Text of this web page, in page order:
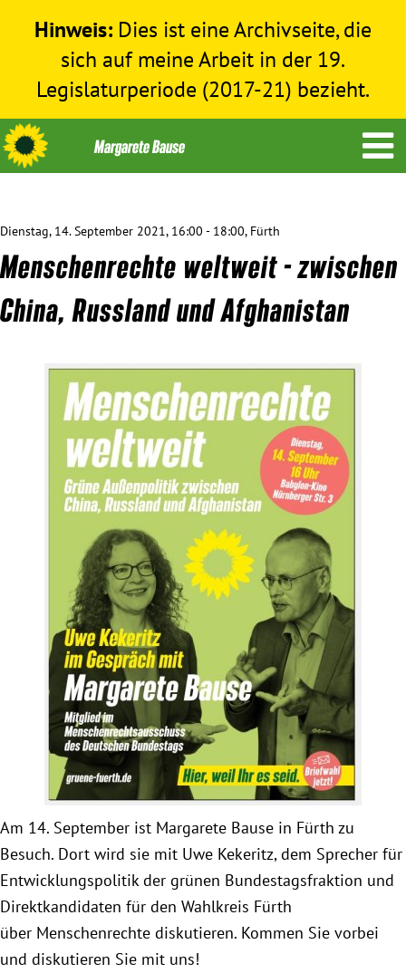
Hinweis: Dies ist eine Archivseite, die
sich auf meine Arbeit in der 19.
Legislaturperiode (2017-21) bezieht.
Themen
Menschenrechte
Bundestag 2017-2021
Obfrau im Ausschuss für Menschenrechte und
humanitäre Hilfe
Mein Abstimmungsverhalten
Ämter, Funktionen und Einkünfte
Besuch in Berlin
Praktikum
Patenschaftsprogramm
Bayern
München
Zur Person
Kontakt
Dienstag, 14. September 2021, 16:00 - 18:00, Fürth
Menschenrechte weltweit - zwischen
China, Russland und Afghanistan
Am 14. September ist Margarete Bause in Fürth zu
Besuch. Dort wird sie mit Uwe Kekeritz, dem Sprecher für
Entwicklungspolitik der grünen Bundestagsfraktion und
Direktkandidaten für den Wahlkreis Fürth
über Menschenrechte diskutieren. Kommen Sie vorbei
und diskutieren Sie mit uns!